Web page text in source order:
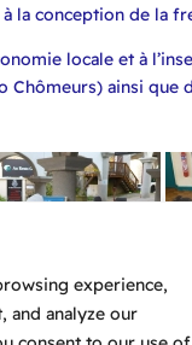
experience,
and analyze our
la conception de la
locale et à
ainsi que